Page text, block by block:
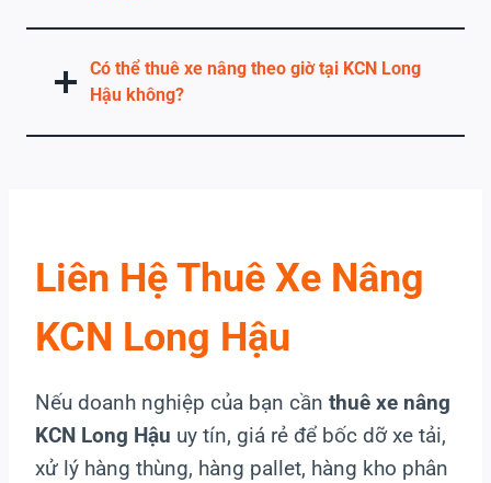
Có thể thuê xe nâng theo giờ tại KCN Long
Hậu không?
Liên Hệ Thuê Xe Nâng
KCN Long Hậu
Nếu doanh nghiệp của bạn cần thuê xe nâng
KCN Long Hậu uy tín, giá rẻ để bốc dỡ xe tải,
xử lý hàng thùng, hàng pallet, hàng kho phân